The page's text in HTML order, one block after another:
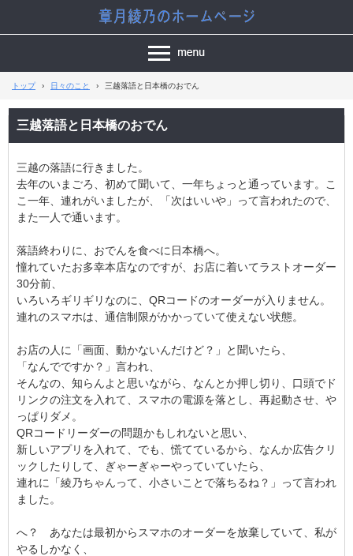
トップ › 日々のこと › 三越落語と日本橋のおでん
三越落語と日本橋のおでん
三越の落語に行きました。
去年のいまごろ、初めて聞いて、一年ちょっと通っています。こ
こ一年、連れがいましたが、「次はいいや」って言われたので、
また一人で通います。
落語終わりに、おでんを食べに日本橋へ。
憧れていたお多幸本店なのですが、お店に着いてラストオーダー
30分前、
いろいろギリギリなのに、QRコードのオーダーが入りません。
連れのスマホは、通信制限がかかっていて使えない状態。
お店の人に「画面、動かないんだけど？」と聞いたら、
「なんでですか？」言われ、
そんなの、知らんよと思いながら、なんとか押し切り、口頭でド
リンクの注文を入れて、スマホの電源を落とし、再起動させ、や
っぱりダメ。
QRコードリーダーの問題かもしれないと思い、
新しいアプリを入れて、でも、慌てているから、なんか広告クリ
ックしたりして、ぎゃーぎゃーやっていていたら、
連れに「綾乃ちゃんって、小さいことで落ちるね？」って言われ
ました。
へ？ あなたは最初からスマホのオーダーを放棄していて、私が
やるしかなく、